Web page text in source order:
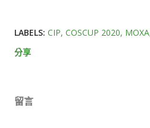
LABELS: CIP COSCUP 2020 MOXA
分享
留言